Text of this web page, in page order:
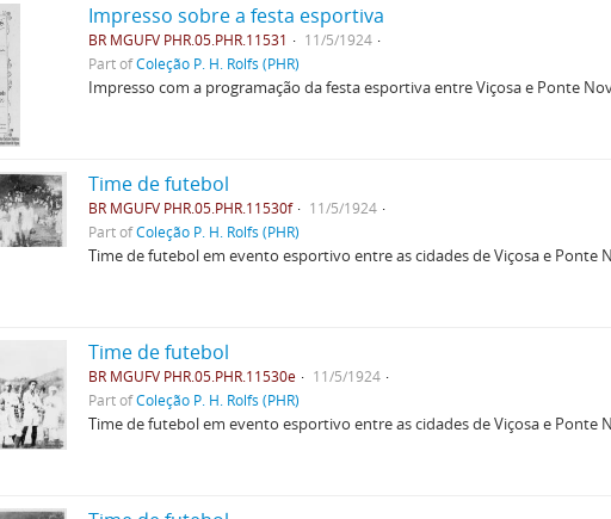
Impresso sobre a festa esportiva
BR MGUFV PHR.05.PHR.11531
11/5/1924
Part ofColeção P. H. Rolfs (PHR)
Impresso com a programação da festa esportiva entre Viçosa e Ponte
Time de futebol
BR MGUFV PHR.05.PHR.11530f
11/5/1924
Part ofColeção P. H. Rolfs (PHR)
Time de futebol em evento esportivo entre as cidades de Viçosa e Ponte
Time de futebol
BR MGUFV PHR.05.PHR.11530e
11/5/1924
Part ofColeção P. H. Rolfs (PHR)
Time de futebol em evento esportivo entre as cidades de Viçosa e Ponte